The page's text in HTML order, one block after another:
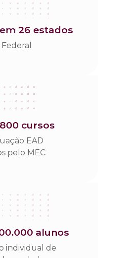
26 estados
cursos
EAD
pelo MEC
alunos
individual de